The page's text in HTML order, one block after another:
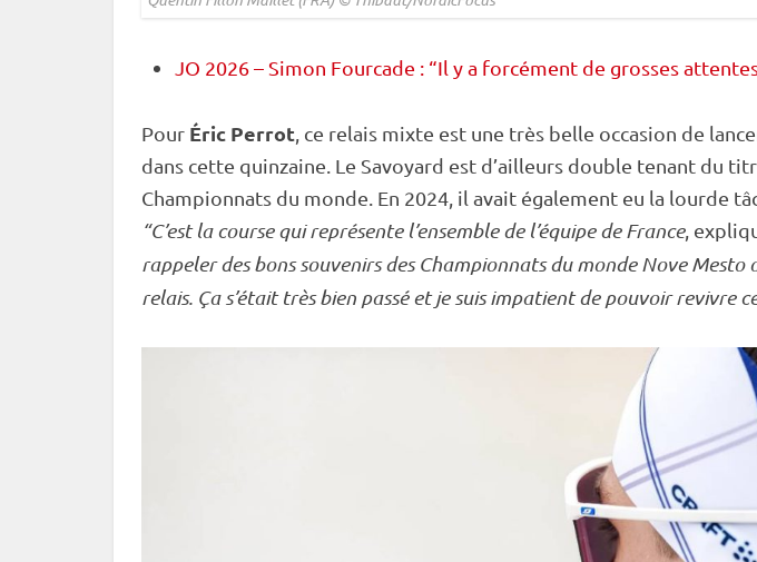
JO 2026 – Simon Fourcade : “Il y a forcément de grosses
Pour Éric Perrot , ce relais mixte est une très belle occasion de
dans cette quinzaine. Le Savoyard est d’ailleurs double tenant du
Championnats du monde . En 2024, il avait également eu la lourde
“C’est la course qui représente l’ensemble de l’équipe de France,
rappeler des bons souvenirs desChampionnats du mondeNove Mesto
relais. Ça s’était très bien passé et je suis impatient de pouvoir revivre